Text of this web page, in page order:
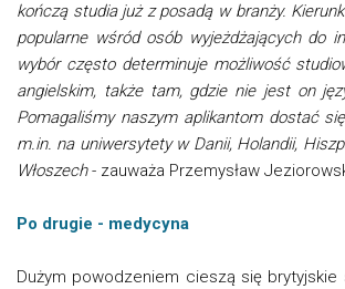
kończą studia już z posadą w branży.
popularne wśród osób wyjeżdżających do
wybór często determinuje możliwość
angielskim, także tam, gdzie nie jest on
Pomagaliśmy naszym aplikantom dostać
m.in. na uniwersytety w Danii, Holandii,
Włoszech- zauważa Przemysław
Po drugie - medycyna
Dużym powodzeniem cieszą się